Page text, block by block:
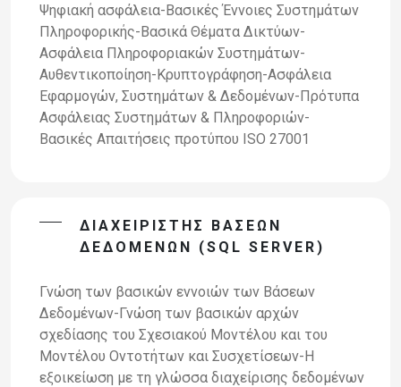
Ψηφιακή ασφάλεια-Βασικές Έννοιες Συστημάτων
Πληροφορικής-Βασικά Θέματα Δικτύων-
Ασφάλεια Πληροφοριακών Συστημάτων-
Αυθεντικοποίηση-Κρυπτογράφηση-Ασφάλεια
Εφαρμογών, Συστημάτων & Δεδομένων-Πρότυπα
Ασφάλειας Συστημάτων & Πληροφοριών-
Βασικές Απαιτήσεις προτύπου ISO 27001
ΔΙΑΧΕΙΡΙΣΤΉΣ ΒΆΣΕΩΝ
ΔΕΔΟΜΈΝΩΝ (SQL SERVER)
Γνώση των βασικών εννοιών των Βάσεων
Δεδομένων-Γνώση των βασικών αρχών
σχεδίασης του Σχεσιακού Μοντέλου και του
Μοντέλου Οντοτήτων και Συσχετίσεων-Η
εξοικείωση με τη γλώσσα διαχείρισης δεδομένων